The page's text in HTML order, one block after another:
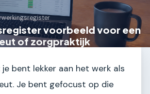
voorbeeld voor een
of zorgpraktijk
je bent lekker aan het werk als
Je bent gefocust op die